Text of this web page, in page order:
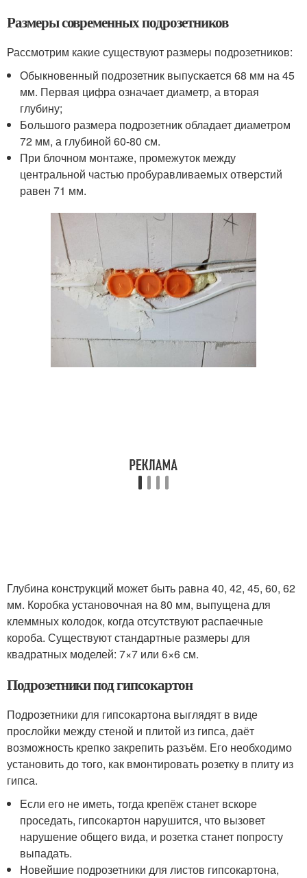
Размеры современных подрозетников
Рассмотрим какие существуют размеры подрозетников:
Обыкновенный подрозетник выпускается 68 мм на 45
мм. Первая цифра означает диаметр, а вторая
глубину;
Большого размера подрозетник обладает диаметром
72 мм, а глубиной 60-80 см.
При блочном монтаже, промежуток между
центральной частью пробуравливаемых отверстий
равен 71 мм.
Глубина конструкций может быть равна 40, 42, 45, 60, 62
мм. Коробка установочная на 80 мм, выпущена для
клеммных колодок, когда отсутствуют распаечные
короба. Существуют стандартные размеры для
квадратных моделей: 7×7 или 6×6 см.
Подрозетники под гипсокартон
Подрозетники для гипсокартона выглядят в виде
прослойки между стеной и плитой из гипса, даёт
возможность крепко закрепить разъём. Его необходимо
установить до того, как вмонтировать розетку в плиту из
гипса.
Если его не иметь, тогда крепёж станет вскоре
проседать, гипсокартон нарушится, что вызовет
нарушение общего вида, и розетка станет попросту
выпадать.
Новейшие подрозетники для листов гипсокартона,